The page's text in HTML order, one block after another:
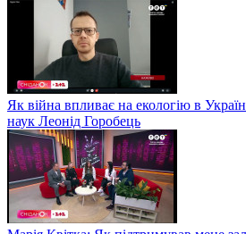
Як війна впливає на екологію в
наук Леонід Горобець